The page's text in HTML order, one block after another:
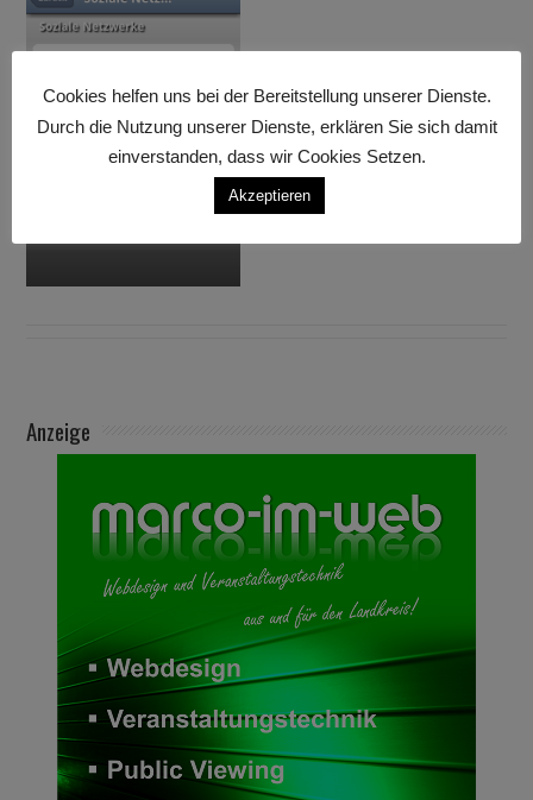
Anzeige
Cookies helfen uns bei der Bereitstellung unserer Dienste.
Durch die Nutzung unserer Dienste, erklären Sie sich damit
einverstanden, dass wir Cookies Setzen.
Akzeptieren